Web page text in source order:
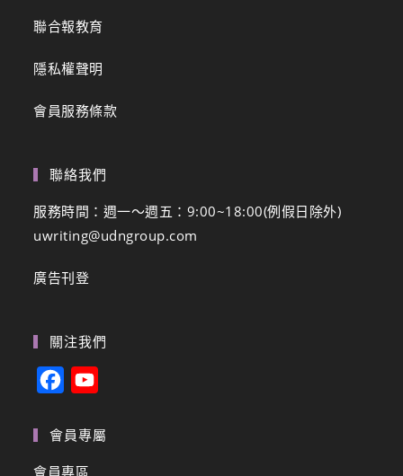
聯合報教育
隱私權聲明
會員服務條款
聯絡我們
服務時間：週一～週五：9:00~18:00(例假日除外)
uwriting@udngroup.com
廣告刊登
關注我們
c
e
u
會員專屬
會員專區